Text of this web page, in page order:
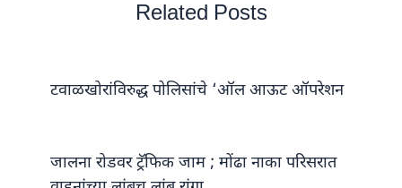
Related Posts
टवाळखोरांविरुद्ध पोलिसांचे ‘ऑल आऊट ऑपरेशन
जालना रोडवर ट्रॅफिक जाम ; मोंढा नाका परिसरात